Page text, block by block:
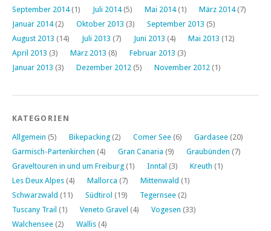
September 2014(1) Juli 2014(5) Mai 2014(1) März 2014(7)
Januar 2014(2) Oktober 2013 (3) September 2013 (5)
August 2013 (14) Juli 2013 (7) Juni 2013 (4) Mai 2013 (12)
April 2013 (3) März 2013 (8) Februar 2013 (3)
Januar 2013 (3) Dezember 2012 (5) November 2012 (1)
KATEGORIEN
Allgemein (5) Bikepacking (2) Comer See (6) Gardasee (20)
Garmisch-Partenkirchen (4) Gran Canaria (9) Graubünden (7)
Graveltouren in und um Freiburg (1) Inntal (3) Kreuth (1)
Les Deux Alpes (4) Mallorca (7) Mittenwald (1)
Schwarzwald (11) Südtirol (19) Tegernsee (2)
Tuscany Trail (1) Veneto Gravel (4) Vogesen (33)
Walchensee (2) Wallis (4)